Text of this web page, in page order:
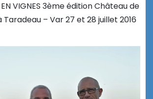
EN VIGNES 3ème édition Château de
– Var 27 et 28 juillet 2016